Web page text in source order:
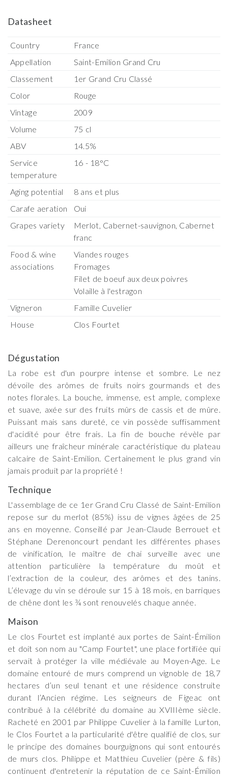
Datasheet
Country
France
Appellation
Saint-Emilion Grand Cru
Classement
1er Grand Cru Classé
Color
Rouge
Vintage
2009
Volume
75 cl
ABV
14.5%
Service
temperature
16 - 18°C
Aging potential
8 ans et plus
Carafe aeration
Oui
Grapes variety
Merlot, Cabernet-sauvignon, Cabernet
franc
Food & wine
associations
Viandes rouges
Fromages
Filet de boeuf aux deux poivres
Volaille à l'estragon
Vigneron
Famille Cuvelier
House
Clos Fourtet
Dégustation
La robe est d'un pourpre intense et sombre. Le nez
dévoile des arômes de fruits noirs gourmands et des
notes florales. La bouche, immense, est ample, complexe
et suave, axée sur des fruits mûrs de cassis et de mûre.
Puissant mais sans dureté, ce vin possède suffisamment
d'acidité pour être frais. La fin de bouche révèle par
ailleurs une fraîcheur minérale caractéristique du plateau
calcaire de Saint-Emilion. Certainement le plus grand vin
jamais produit par la propriété !
Technique
L'assemblage de ce 1er Grand Cru Classé de Saint-Emilion
repose sur du merlot (85%) issu de vignes âgées de 25
ans en moyenne. Conseillé par Jean-Claude Berrouet et
Stéphane Derenoncourt pendant les différentes phases
de vinification, le maître de chai surveille avec une
attention particulière la température du moût et
l’extraction de la couleur, des arômes et des tanins.
L’élevage du vin se déroule sur 15 à 18 mois, en barriques
de chêne dont les ¾ sont renouvelés chaque année.
Maison
Le clos Fourtet est implanté aux portes de Saint-Émilion
et doit son nom au "Camp Fourtet", une place fortifiée qui
servait à protéger la ville médiévale au Moyen-Age. Le
domaine entouré de murs comprend un vignoble de 18,7
hectares d’un seul tenant et une résidence construite
durant l’Ancien régime. Les seigneurs de Figeac ont
contribué à la célébrité du domaine au XVIIIème siècle.
Racheté en 2001 par Philippe Cuvelier à la famille Lurton,
le Clos Fourtet a la particularité d'être qualifié de clos, sur
le principe des domaines bourguignons qui sont entourés
de murs clos. Philippe et Matthieu Cuvelier (père & fils)
continuent d'entretenir la réputation de ce Saint-Émilion